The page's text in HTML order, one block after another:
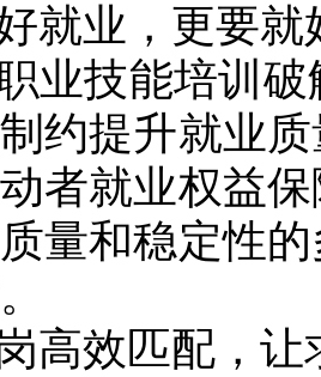
就业，更要就
业技能培训
约提升就业
者就业权益
量和稳定性
高效匹配，